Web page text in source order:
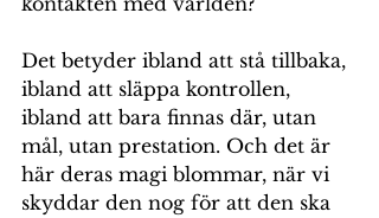
Det betyder ibland att stå tillbaka,
ibland att släppa kontrollen,
ibland att bara finnas där, utan
mål, utan prestation. Och det är
här deras magi blommar, när vi
skyddar den nog för att den ska